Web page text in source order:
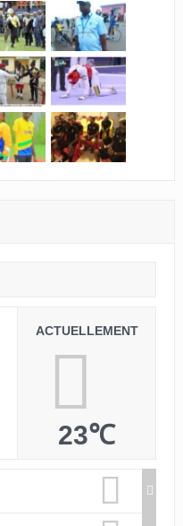
ACTUELLEMENT
23℃